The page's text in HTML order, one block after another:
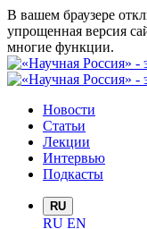
В вашем браузере
упрощенная версия
многие функции.
Новости
Статьи
Лекции
Интервью
Подкасты
RU
RU EN